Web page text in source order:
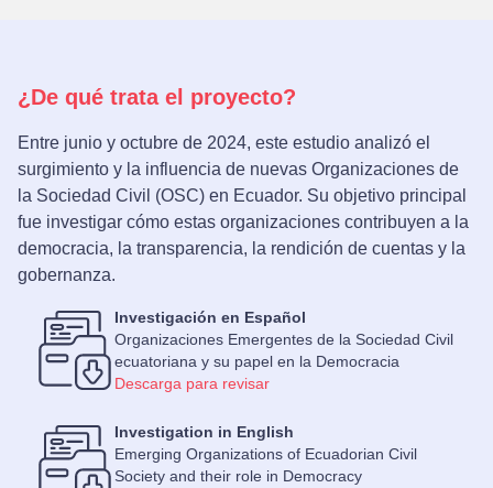
¿De qué trata el proyecto?
Entre junio y octubre de 2024, este estudio analizó el
surgimiento y la influencia de nuevas Organizaciones de
la Sociedad Civil (OSC) en Ecuador. Su objetivo principal
fue investigar cómo estas organizaciones contribuyen a la
democracia, la transparencia, la rendición de cuentas y la
gobernanza.
Investigación en Español
Organizaciones Emergentes de la Sociedad Civil
ecuatoriana y su papel en la Democracia
Descarga para revisar
Investigation in English
Emerging Organizations of Ecuadorian Civil
Society and their role in Democracy